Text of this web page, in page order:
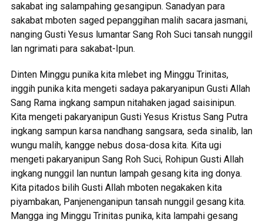
sakabat ing salampahing gesangipun. Sanadyan para
sakabat mboten saged pepanggihan malih sacara jasmani,
nanging Gusti Yesus lumantar Sang Roh Suci tansah nunggil
lan ngrimati para sakabat-Ipun.
Dinten Minggu punika kita mlebet ing Minggu Trinitas,
inggih punika kita mengeti sadaya pakaryanipun Gusti Allah
Sang Rama ingkang sampun nitahaken jagad saisinipun.
Kita mengeti pakaryanipun Gusti Yesus Kristus Sang Putra
ingkang sampun karsa nandhang sangsara, seda sinalib, lan
wungu malih, kangge nebus dosa-dosa kita. Kita ugi
mengeti pakaryanipun Sang Roh Suci, Rohipun Gusti Allah
ingkang nunggil lan nuntun lampah gesang kita ing donya.
Kita pitados bilih Gusti Allah mboten negakaken kita
piyambakan, Panjenenganipun tansah nunggil gesang kita.
Mangga ing Minggu Trinitas punika, kita lampahi gesang